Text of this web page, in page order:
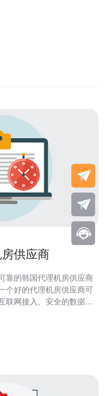
供应商
靠的韩国代理机房供应商
个好的代理机房供应商可
联网接入、安全的数据存
来帮助您做出明智的选